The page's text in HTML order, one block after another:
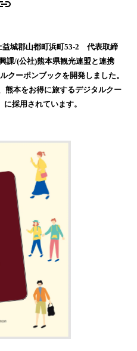
益城郡山都町浜町53-2 代表取締
課/(公社)熊本県観光連盟と連携
クーポンブックを開発しました。
熊本をお得に旅するデジタルクー
採用されています。